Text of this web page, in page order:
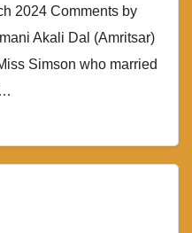
2024 Comments by
Akali Dal (Amritsar)
Simson who married